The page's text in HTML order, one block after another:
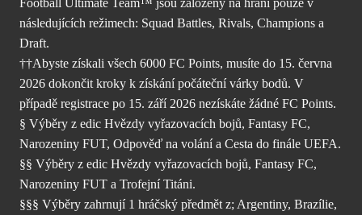
následujících režimech: Squad Battles, Rivals, Champions a
Draft.
††Abyste získali všech 6000 FC Points, musíte do 15. června
2026 dokončit kroky k získání počáteční várky bodů. V
případě registrace po 15. září 2026 nezískáte žádné FC Points.
§ Výběry z edic Hvězdy vyřazovacích bojů, Fantasy FC,
Narozeniny FUT, Odpověď na volání a Cesta do finále UEFA.
§§ Výběry z edic Hvězdy vyřazovacích bojů, Fantasy FC,
Narozeniny FUT a Trofejní Titáni.
§§§ Výběry zahrnují 1 hráčský předmět z; Argentiny, Brazílie,